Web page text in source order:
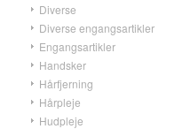
Diverse
Diverse engangsartikler
Engangsartikler
Handsker
Hårfjerning
Hårpleje
Hudpleje